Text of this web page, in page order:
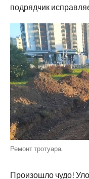
подрядчик
Ремонт тротуара.
Произошло чудо!